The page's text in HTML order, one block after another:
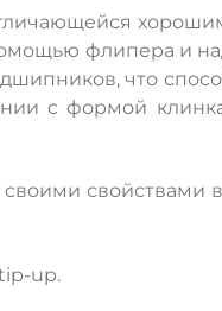
флипера и
что
с формой
своими
up.